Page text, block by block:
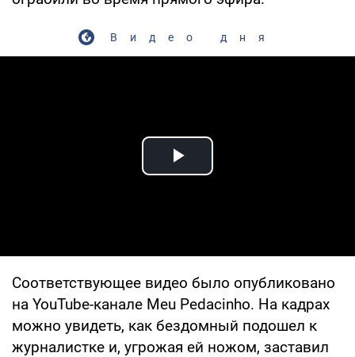
Видео дня
Play Video
Соответствующее видео было опубликовано
на YouTube-канале Meu Pedacinho. На кадрах
можно увидеть, как бездомный подошел к
журналистке и, угрожая ей ножом, заставил